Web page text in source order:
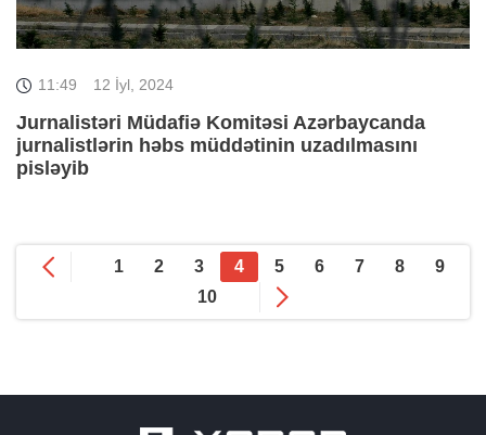
11:49 12 İyl, 2024
Jurnalistəri Müdafiə Komitəsi Azərbaycanda
jurnalistlərin həbs müddətinin uzadılmasını
pisləyib
1 2 3 4 5 6 7 8
9
10